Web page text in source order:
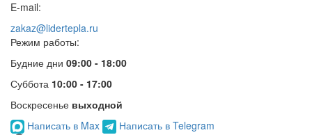
E-mail:
zakaz@lidertepla.ru
Режим работы:
Будние дни 09:00 - 18:00
Суббота 10:00 - 17:00
Воскресенье выходной
Написать в Max
Написать в Telegram